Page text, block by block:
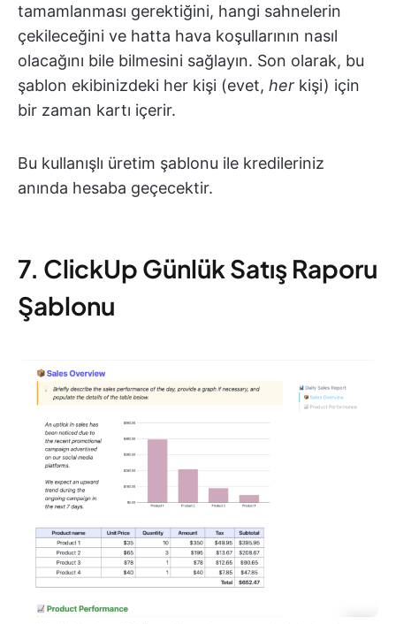
tamamlanması gerektiğini, hangi sahnelerin
çekileceğini ve hatta hava koşullarının nasıl
olacağını bile bilmesini sağlayın. Son olarak, bu
şablon ekibinizdeki her kişi (evet, her kişi) için
bir zaman kartı içerir.
Bu kullanışlı üretim şablonu ile kredileriniz
anında hesaba geçecektir.
7. ClickUp Günlük Satış Raporu
Şablonu